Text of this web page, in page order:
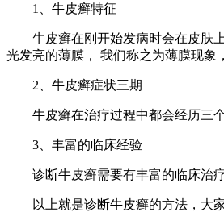
1、牛皮癣特征
牛皮癣在刚开始发病时会在皮肤上
光发亮的薄膜， 我们称之为薄膜现象
2、牛皮癣症状三期
牛皮癣在治疗过程中都会经历三个
3、丰富的临床经验
诊断牛皮癣需要有丰富的临床治疗
以上就是诊断牛皮癣的方法，大家